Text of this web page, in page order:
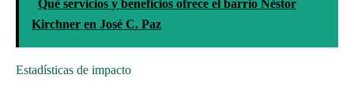
Qué servicios y beneficios ofrece el barrio Néstor
Kirchner en José C. Paz
Estadísticas de impacto